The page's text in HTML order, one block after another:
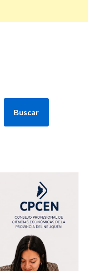
Buscar